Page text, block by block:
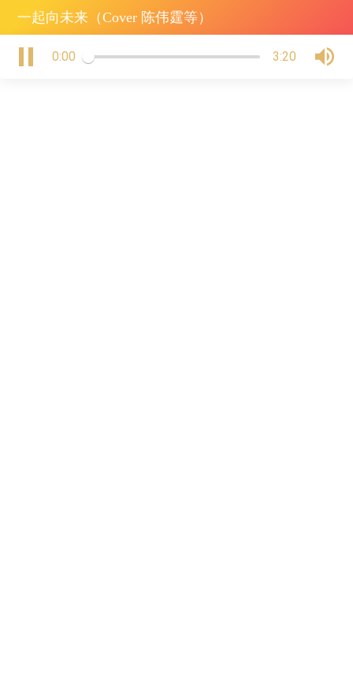
一起向未来（Cover 陈伟霆等）
0:00 3:20